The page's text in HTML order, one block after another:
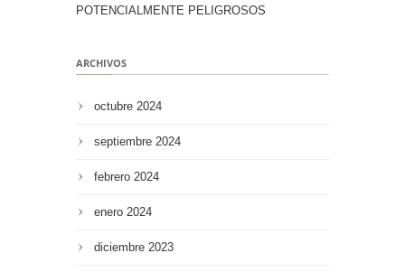
POTENCIALMENTE PELIGROSOS
ARCHIVOS
octubre 2024
septiembre 2024
febrero 2024
enero 2024
diciembre 2023